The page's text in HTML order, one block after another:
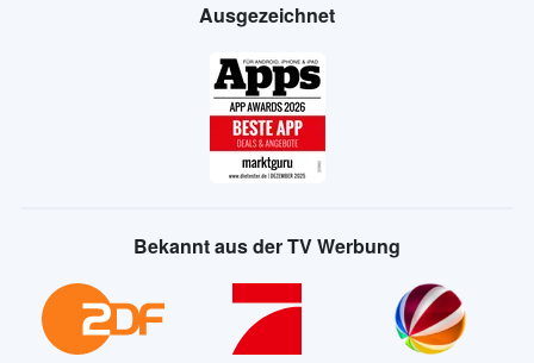
Ausgezeichnet
Bekannt aus der TV Werbung